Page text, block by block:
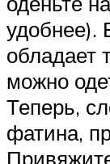
удобнее).
обладает
можно
Теперь,
фатина,